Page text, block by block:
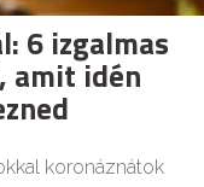
6 izgalmas
amit idén
koronáznátok